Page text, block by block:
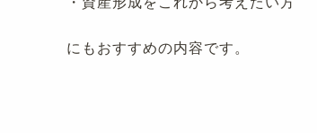
にもおすすめの内容です。